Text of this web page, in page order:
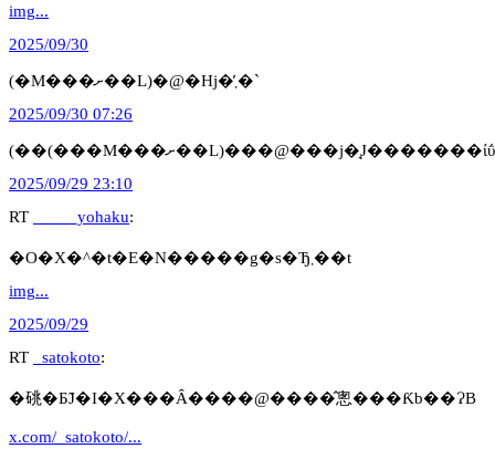
img...
2025/09/30
(�M���ށ��L)�@�Ηj�̓܂�`
2025/09/30 07:26
(��(���M���ށ��L)���@���j�̘J�������ίΰ
2025/09/29 23:10
RT
_____yohaku:
�O�X�^�t�E�N�����g�s�Ђ܂��t
img...
2025/09/29
RT
_satokoto:
�䂪�Ƃ̃J�I�X���Ȃ����@����̂悤���Ƙb��ɁB
x.com/_satokoto/...